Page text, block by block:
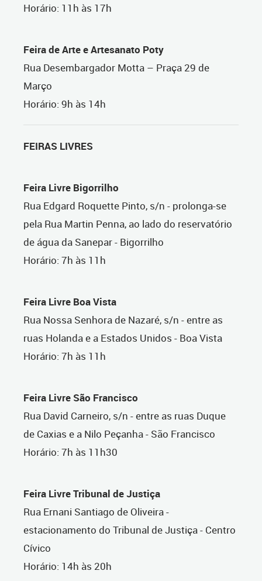
Horário: 11h às 17h
Feira de Arte e Artesanato Poty
Rua Desembargador Motta – Praça 29 de
Março
Horário: 9h às 14h
FEIRAS LIVRES
Feira Livre Bigorrilho
Rua Edgard Roquette Pinto, s/n - prolonga-se
pela Rua Martin Penna, ao lado do reservatório
de água da Sanepar - Bigorrilho
Horário: 7h às 11h
Feira Livre Boa Vista
Rua Nossa Senhora de Nazaré, s/n - entre as
ruas Holanda e a Estados Unidos - Boa Vista
Horário: 7h às 11h
Feira Livre São Francisco
Rua David Carneiro, s/n - entre as ruas Duque
de Caxias e a Nilo Peçanha - São Francisco
Horário: 7h às 11h30
Feira Livre Tribunal de Justiça
Rua Ernani Santiago de Oliveira -
estacionamento do Tribunal de Justiça - Centro
Cívico
Horário: 14h às 20h